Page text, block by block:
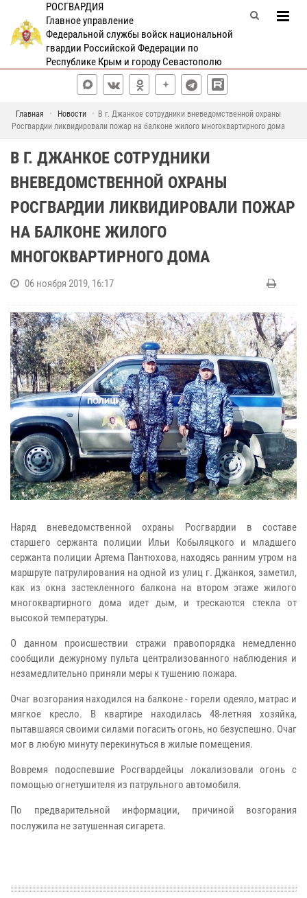
РОСГВАРДИЯ
Главное управление
Федеральной службы войск национальной
гвардии Российской Федерации по
Республике Крым и городу Севастополю
Главная Новости
В г. Джанкое сотрудники вневедомственной охраны
Росгвардии ликвидировали пожар на балконе жилого многоквартирного дома
В Г. ДЖАНКОЕ СОТРУДНИКИ
ВНЕВЕДОМСТВЕННОЙ ОХРАНЫ
РОСГВАРДИИ ЛИКВИДИРОВАЛИ ПОЖАР
НА БАЛКОНЕ ЖИЛОГО
МНОГОКВАРТИРНОГО ДОМА
06 ноября 2019, 16:17
Наряд вневедомственной охраны Росгвардии в составе
старшего сержанта полиции Ильи Кобыляцкого и младшего
сержанта полиции Артема Пантюхова, находясь ранним утром на
маршруте патрулирования на одной из улиц г. Джанкоя, заметил,
как из окна застекленного балкона на втором этаже жилого
многоквартирного дома идет дым, и трескаются стекла от
высокой температуры.
О данном происшествии стражи правопорядка немедленно
сообщили дежурному пульта централизованного наблюдения и
незамедлительно приняли меры к тушению пожара.
Очаг возгорания находился на балконе - горели одеяло, матрас и
мягкое кресло. В квартире находилась 48-летняя хозяйка,
пытавшаяся своими силами погасить огонь, но безуспешно. Очаг
мог в любую минуту перекинуться в жилые помещения.
Вовремя подоспевшие Росгвардейцы локализовали огонь с
помощью огнетушителя из патрульного автомобиля.
По предварительной информации, причиной возгорания
послужила не затушенная сигарета.